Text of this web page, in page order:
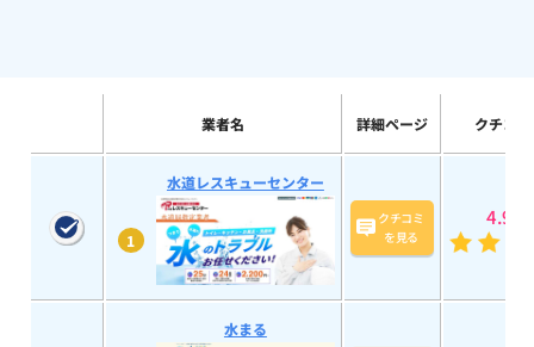
業者名 詳細ページ クチコ
1
水道レスキューセンター
クチコミ
を見る
4.9
水まる